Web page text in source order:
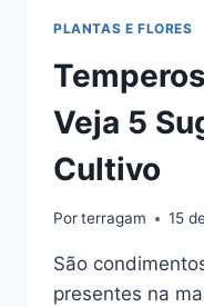
PLANTAS E FLORES
Veja 5
Cultivo
Porterragam 15
São
presentes na